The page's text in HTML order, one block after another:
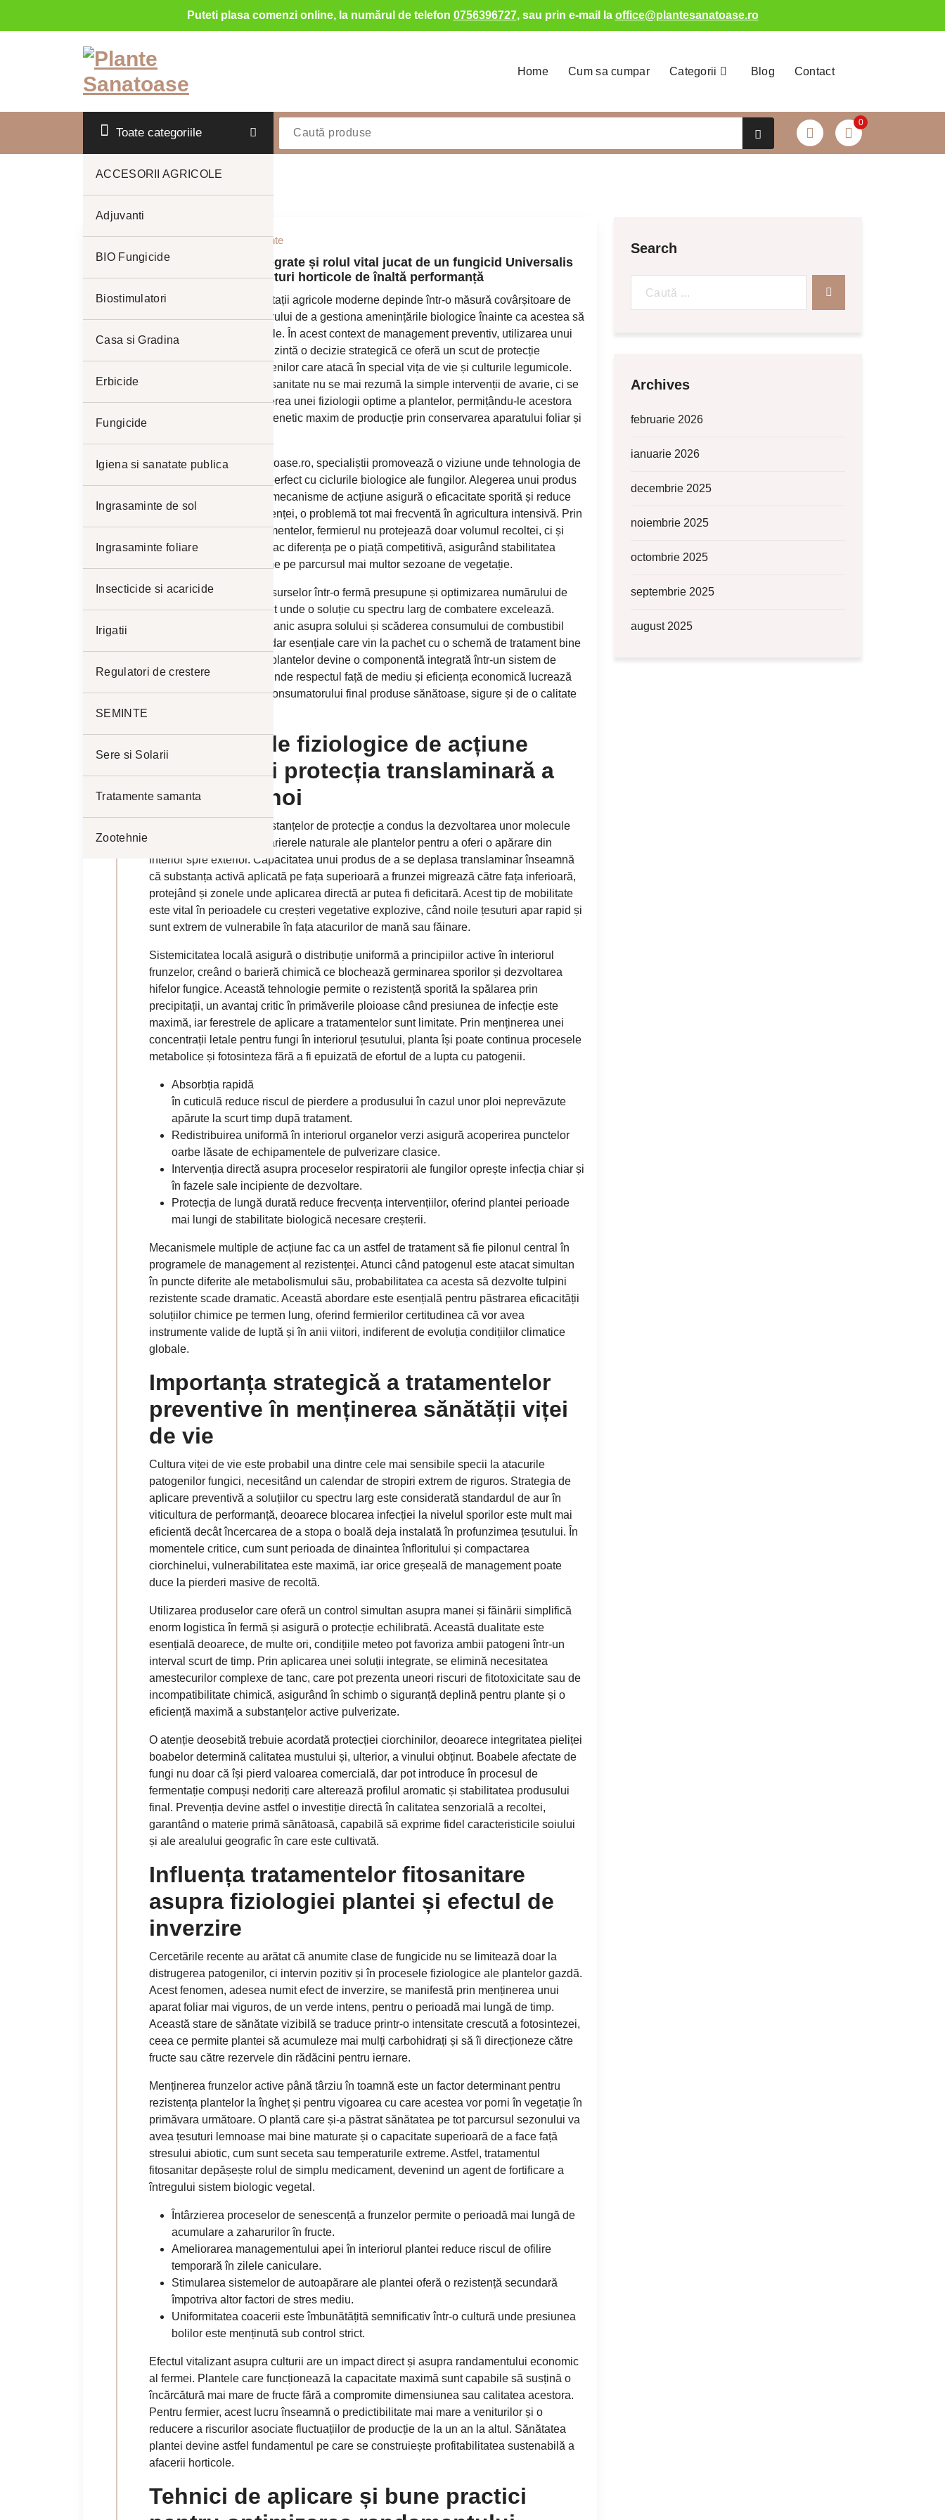
Puteti plasa comenzi online, la numărul de telefon 0756396727, sau prin e-mail la office@plantesanatoase.ro
Home Cum sa cumpar Categorii Blog Contact
Toate categoriile
ACCESORII AGRICOLE
Adjuvanti
BIO Fungicide
Biostimulatori
Casa si Gradina
Erbicide
Fungicide
Igiena si sanatate publica
Ingrasaminte de sol
Ingrasaminte foliare
Insecticide si acaricide
Irigatii
Regulatori de crestere
SEMINTE
Sere si Solarii
Tratamente samanta
Zootehnie
0
feb.
Publicat desanatoase_plante
Știința protecției integrate și rolul vital jucat de un fungicid Universalis
în obținerea unor culturi horticole de înaltă performanță
Succesul oricărei exploatații agricole moderne depinde într-o măsură covârșitoare de
capacitatea administratorului de a gestiona amenințările biologice înainte ca acestea să
producă daune ireversibile. În acest context de management preventiv, utilizarea unui
reprezintă o decizie strategică ce oferă un scut de protecție
complex împotriva patogenilor care atacă în special vița de vie și culturile legumicole.
Abordarea actuală în fitosanitate nu se mai rezumă la simple intervenții de avarie, ci se
concentrează pe menținerea unei fiziologii optime a plantelor, permițându-le acestora
să își atingă potențialul genetic maxim de producție prin conservarea aparatului foliar și
Pe platforma plantesanatoase.ro, specialiștii promovează o viziune unde tehnologia de
combatere este aliniată perfect cu ciclurile biologice ale fungilor. Alegerea unui produs
care combină mai multe mecanisme de acțiune asigură o eficacitate sporită și reduce
riscul de apariție a rezistenței, o problemă tot mai frecventă în agricultura intensivă. Prin
aplicarea corectă a tratamentelor, fermierul nu protejează doar volumul recoltei, ci și
parametrii calitativi care fac diferența pe o piață competitivă, asigurând stabilitatea
economică a întregii ferme pe parcursul mai multor sezoane de vegetație.
Gestionarea corectă a resurselor într-o fermă presupune și optimizarea numărului de
treceri prin cultură, aspect unde o soluție cu spectru larg de combatere excelează.
Reducerea stresului mecanic asupra solului și scăderea consumului de combustibil
sunt beneficii colaterale dar esențiale care vin la pachet cu o schemă de tratament bine
gândită. Astfel, protecția plantelor devine o componentă integrată într-un sistem de
agricultură sustenabilă, unde respectul față de mediu și eficiența economică lucrează
împreună pentru a livra consumatorului final produse sănătoase, sigure și de o calitate
Mecanismele fiziologice de acțiune
sistemică și protecția translaminară a
țesuturilor noi
Inovația în domeniul substanțelor de protecție a condus la dezvoltarea unor molecule
capabile să penetreze barierele naturale ale plantelor pentru a oferi o apărare din
interior spre exterior. Capacitatea unui produs de a se deplasa translaminar înseamnă
că substanța activă aplicată pe fața superioară a frunzei migrează către fața inferioară,
protejând și zonele unde aplicarea directă ar putea fi deficitară. Acest tip de mobilitate
este vital în perioadele cu creșteri vegetative explozive, când noile țesuturi apar rapid și
sunt extrem de vulnerabile în fața atacurilor de mană sau făinare.
Sistemicitatea locală asigură o distribuție uniformă a principiilor active în interiorul
frunzelor, creând o barieră chimică ce blochează germinarea sporilor și dezvoltarea
hifelor fungice. Această tehnologie permite o rezistență sporită la spălarea prin
precipitații, un avantaj critic în primăverile ploioase când presiunea de infecție este
maximă, iar ferestrele de aplicare a tratamentelor sunt limitate. Prin menținerea unei
concentrații letale pentru fungi în interiorul țesutului, planta își poate continua procesele
metabolice și fotosinteza fără a fi epuizată de efortul de a lupta cu patogenii.
Absorbția rapidă
în cuticulă reduce riscul de pierdere a produsului în cazul unor ploi neprevăzute
apărute la scurt timp după tratament.
Redistribuirea uniformă în interiorul organelor verzi asigură acoperirea punctelor
oarbe lăsate de echipamentele de pulverizare clasice.
Intervenția directă asupra proceselor respiratorii ale fungilor oprește infecția chiar și
în fazele sale incipiente de dezvoltare.
Protecția de lungă durată reduce frecvența intervențiilor, oferind plantei perioade
mai lungi de stabilitate biologică necesare creșterii.
Mecanismele multiple de acțiune fac ca un astfel de tratament să fie pilonul central în
programele de management al rezistenței. Atunci când patogenul este atacat simultan
în puncte diferite ale metabolismului său, probabilitatea ca acesta să dezvolte tulpini
rezistente scade dramatic. Această abordare este esențială pentru păstrarea eficacității
soluțiilor chimice pe termen lung, oferind fermierilor certitudinea că vor avea
instrumente valide de luptă și în anii viitori, indiferent de evoluția condițiilor climatice
globale.
Importanța strategică a tratamentelor
preventive în menținerea sănătății viței
de vie
Cultura viței de vie este probabil una dintre cele mai sensibile specii la atacurile
patogenilor fungici, necesitând un calendar de stropiri extrem de riguros. Strategia de
aplicare preventivă a soluțiilor cu spectru larg este considerată standardul de aur în
viticultura de performanță, deoarece blocarea infecției la nivelul sporilor este mult mai
eficientă decât încercarea de a stopa o boală deja instalată în profunzimea țesutului. În
momentele critice, cum sunt perioada de dinaintea înfloritului și compactarea
ciorchinelui, vulnerabilitatea este maximă, iar orice greșeală de management poate
duce la pierderi masive de recoltă.
Utilizarea produselor care oferă un control simultan asupra manei și făinării simplifică
enorm logistica în fermă și asigură o protecție echilibrată. Această dualitate este
esențială deoarece, de multe ori, condițiile meteo pot favoriza ambii patogeni într-un
interval scurt de timp. Prin aplicarea unei soluții integrate, se elimină necesitatea
amestecurilor complexe de tanc, care pot prezenta uneori riscuri de fitotoxicitate sau de
incompatibilitate chimică, asigurând în schimb o siguranță deplină pentru plante și o
eficiență maximă a substanțelor active pulverizate.
O atenție deosebită trebuie acordată protecției ciorchinilor, deoarece integritatea pieliței
boabelor determină calitatea mustului și, ulterior, a vinului obținut. Boabele afectate de
fungi nu doar că își pierd valoarea comercială, dar pot introduce în procesul de
fermentație compuși nedoriți care alterează profilul aromatic și stabilitatea produsului
final. Prevenția devine astfel o investiție directă în calitatea senzorială a recoltei,
garantând o materie primă sănătoasă, capabilă să exprime fidel caracteristicile soiului
și ale arealului geografic în care este cultivată.
Influența tratamentelor fitosanitare
asupra fiziologiei plantei și efectul de
inverzire
Cercetările recente au arătat că anumite clase de fungicide nu se limitează doar la
distrugerea patogenilor, ci intervin pozitiv și în procesele fiziologice ale plantelor gazdă.
Acest fenomen, adesea numit efect de inverzire, se manifestă prin menținerea unui
aparat foliar mai viguros, de un verde intens, pentru o perioadă mai lungă de timp.
Această stare de sănătate vizibilă se traduce printr-o intensitate crescută a fotosintezei,
ceea ce permite plantei să acumuleze mai mulți carbohidrați și să îi direcționeze către
fructe sau către rezervele din rădăcini pentru iernare.
Menținerea frunzelor active până târziu în toamnă este un factor determinant pentru
rezistența plantelor la îngheț și pentru vigoarea cu care acestea vor porni în vegetație în
primăvara următoare. O plantă care și-a păstrat sănătatea pe tot parcursul sezonului va
avea țesuturi lemnoase mai bine maturate și o capacitate superioară de a face față
stresului abiotic, cum sunt seceta sau temperaturile extreme. Astfel, tratamentul
fitosanitar depășește rolul de simplu medicament, devenind un agent de fortificare a
întregului sistem biologic vegetal.
Întârzierea proceselor de senescență a frunzelor permite o perioadă mai lungă de
acumulare a zaharurilor în fructe.
Ameliorarea managementului apei în interiorul plantei reduce riscul de ofilire
temporară în zilele caniculare.
Stimularea sistemelor de autoapărare ale plantei oferă o rezistență secundară
împotriva altor factori de stres mediu.
Uniformitatea coacerii este îmbunătățită semnificativ într-o cultură unde presiunea
bolilor este menținută sub control strict.
Efectul vitalizant asupra culturii are un impact direct și asupra randamentului economic
al fermei. Plantele care funcționează la capacitate maximă sunt capabile să susțină o
încărcătură mai mare de fructe fără a compromite dimensiunea sau calitatea acestora.
Pentru fermier, acest lucru înseamnă o predictibilitate mai mare a veniturilor și o
reducere a riscurilor asociate fluctuațiilor de producție de la un an la altul. Sănătatea
plantei devine astfel fundamentul pe care se construiește profitabilitatea sustenabilă a
afacerii horticole.
Tehnici de aplicare și bune practici
Search
după:
Archives
februarie 2026
ianuarie 2026
decembrie 2025
noiembrie 2025
octombrie 2025
septembrie 2025
august 2025